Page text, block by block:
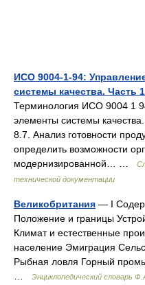
ИСО 9004-1-94:
системы качества. Часть
Терминология ИСО 9004 1
элементы системы
8.7. Анализ готовности
определить возможности
модернизированной… …
технической документации
Великобритания — I
Положение и границы
Климат и естественные
население Эмиграция
Рыбная ловля Горный
Энциклопедический словарь